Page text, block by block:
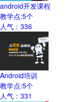
android开发课程
教学点:5个
人气： 336
Android培训
教学点:5个
人气： 331